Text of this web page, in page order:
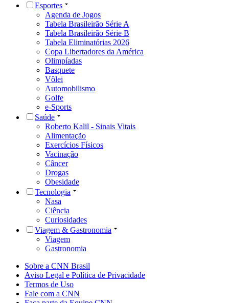
Esportes
Agenda de Jogos
Tabela Brasileirão Série A
Tabela Brasileirão Série B
Tabela Eliminatórias 2026
Copa Libertadores da América
Olimpíadas
Basquete
Vôlei
Automobilismo
Golfe
e-Sports
Saúde
Roberto Kalil - Sinais Vitais
Alimentação
Exercícios Físicos
Vacinação
Câncer
Drogas
Obesidade
Tecnologia
Nasa
Ciência
Curiosidades
Viagem & Gastronomia
Viagem
Gastronomia
Sobre a CNN Brasil
Aviso Legal e Política de Privacidade
Termos de Uso
Fale com a CNN